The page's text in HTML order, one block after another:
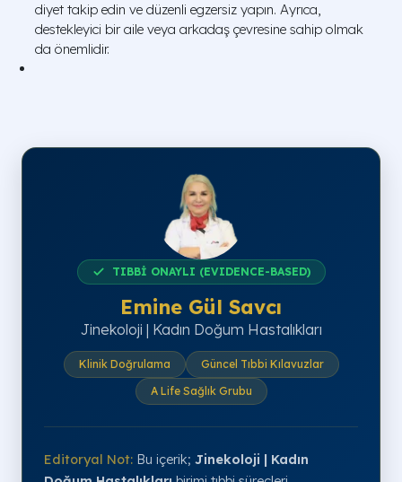
diyet takip edin ve düzenli egzersiz yapın. Ayrıca,
destekleyici bir aile veya arkadaş çevresine sahip olmak
da önemlidir.
TIBBİ ONAYLI (EVIDENCE-BASED)
Emine Gül Savcı
Jinekoloji | Kadın Doğum Hastalıkları
Klinik Doğrulama
Güncel Tıbbi Kılavuzlar
A Life Sağlık Grubu
Editoryal Not: Bu içerik; Jinekoloji | Kadın